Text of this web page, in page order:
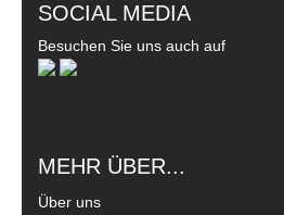
SOCIAL MEDIA
Besuchen Sie uns auch auf
MEHR ÜBER...
Über uns